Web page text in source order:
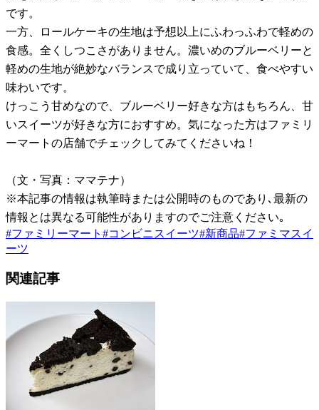
です。
一方、ロールケーキの生地は予想以上にふわっふわで軽めの
食感。全くしつこさがありません。濃いめのブルーベリーと
軽めの生地が絶妙なバランスで成り立っていて、食べやすい
味わいです。
けっこう甘めなので、ブルーベリー好きな方はもちろん、甘
いスイーツが好きな方におすすめ。気になった方はファミリ
ーマートの店舗でチェックしてみてくださいね！
（文・写真：ママテナ）
※本記事の情報は執筆時または公開時のものであり､最新の
情報とは異なる可能性がありますのでご注意ください｡
#ファミリーマート #コンビニスイーツ#新商品#ファミマスイ
ーツ
関連記事